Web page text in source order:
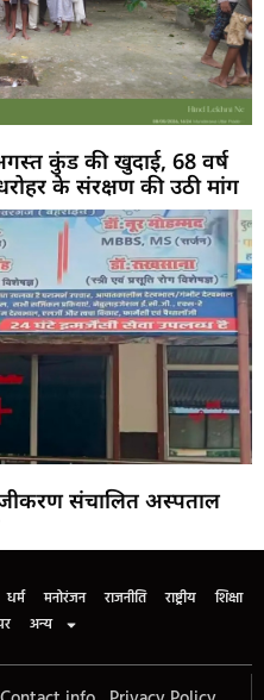
कुंड की खुदाई, 68 वर्ष
के संरक्षण की उठी मांग
संचालित अस्पताल
धर्म मनोरंजन राजनीति राष्ट्रीय
शिक्षा
अन्य